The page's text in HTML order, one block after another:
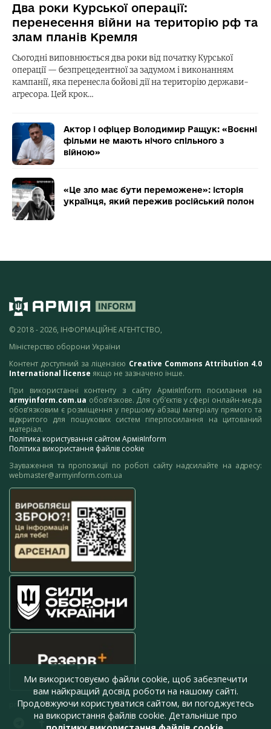
Два роки Курської операції:
перенесення війни на територію рф та
злам планів Кремля
Сьогодні виповнюється два роки від початку Курської
операції — безпрецедентної за задумом і виконанням
кампанії, яка перенесла бойові дії на територію держави-
агресора. Цей крок…
Актор і офіцер Володимир Ращук: «Воєнні
фільми не мають нічого спільного з
війною»
«Це зло має бути переможене»: історія
українця, який пережив російський полон
© 2018 - 2026, ІНФОРМАЦІЙНЕ АГЕНТСТВО,
Міністерство оборони України
Контент доступний за ліцензією Creative Commons Attribution 4.0
International license якщо не зазначено інше.
При використанні контенту з сайту АрміяInform посилання на
armyinform.com.ua обов’язкове. Для суб’єктів у сфері онлайн-медіа
обов’язковим є розміщення у першому абзаці матеріалу прямого та
відкритого для пошукових систем гіперпосилання на цитований
матеріал.
Політика користування сайтом АрміяInform
Політика використання файлів cookie
Зауваження та пропозиції по роботі сайту надсилайте на адресу:
webmaster@armyinform.com.ua
press@armyinform.com.ua
Ми використовуємо файли cookie, щоб забезпечити
вам найкращий досвід роботи на нашому сайті.
Продовжуючи користуватися сайтом, ви погоджуєтесь
на використання файлів cookie. Детальніше про